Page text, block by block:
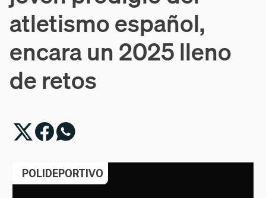
atletismo español,
encara un 2025 lleno
de retos
POLIDEPORTIVO